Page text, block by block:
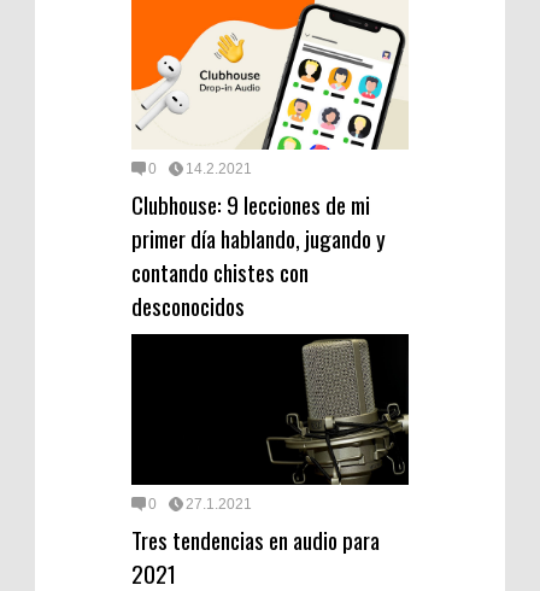
0 14.2.2021
Clubhouse: 9 lecciones de mi
primer día hablando, jugando y
contando chistes con
desconocidos
0 27.1.2021
Tres tendencias en audio para
2021